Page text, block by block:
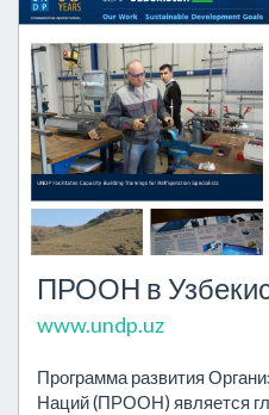
ПРООН в
www.undp.uz
Программа развития
Наций (ПРООН) является